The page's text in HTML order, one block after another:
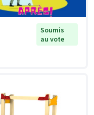
Soumis
au vote